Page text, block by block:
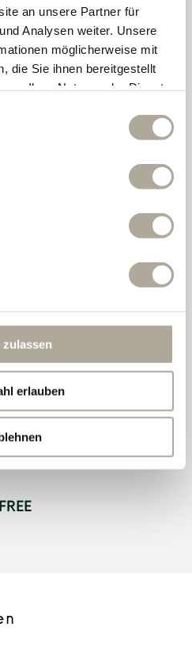
an unsere Partner für
Analysen weiter. Unsere
möglicherweise mit
die Sie ihnen bereitgestellt
Ihrer Nutzung der Dienste
zulassen
erlauben